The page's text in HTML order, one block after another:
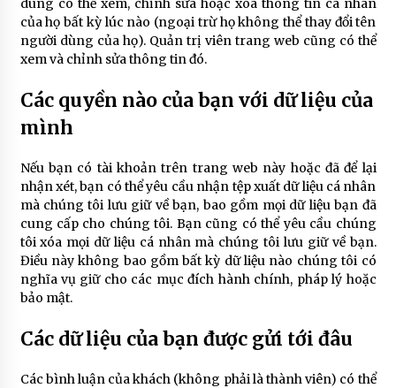
dùng có thể xem, chỉnh sửa hoặc xóa thông tin cá nhân
của họ bất kỳ lúc nào (ngoại trừ họ không thể thay đổi tên
người dùng của họ). Quản trị viên trang web cũng có thể
xem và chỉnh sửa thông tin đó.
Các quyền nào của bạn với dữ liệu của
mình
Nếu bạn có tài khoản trên trang web này hoặc đã để lại
nhận xét, bạn có thể yêu cầu nhận tệp xuất dữ liệu cá nhân
mà chúng tôi lưu giữ về bạn, bao gồm mọi dữ liệu bạn đã
cung cấp cho chúng tôi. Bạn cũng có thể yêu cầu chúng
tôi xóa mọi dữ liệu cá nhân mà chúng tôi lưu giữ về bạn.
Điều này không bao gồm bất kỳ dữ liệu nào chúng tôi có
nghĩa vụ giữ cho các mục đích hành chính, pháp lý hoặc
bảo mật.
Các dữ liệu của bạn được gửi tới đâu
Các bình luận của khách (không phải là thành viên) có thể